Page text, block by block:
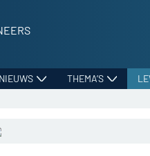
THEMA’S